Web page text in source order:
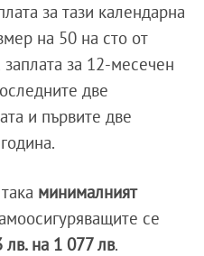
за тази календарна
на 50 на сто от
за 12-месечен
две
и първите две
минималният
се
лв. на 1 077 лв.